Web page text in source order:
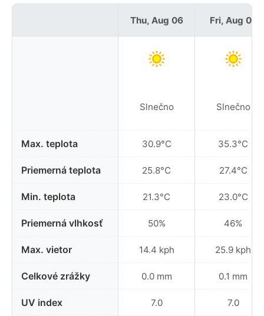
Max. teplota
Priemerná teplota
Min. teplota
Priemerná vlhkosť
Max. vietor
Celkové zrážky
UV index
Thu, Aug 06
Slnečno
30.9°C
25.8°C
21.3°C
50%
14.4 kph
0.0 mm
7.0
Fri, Aug 07
Slnečno
35.3°C
27.4°C
23.0°C
46%
25.9 kph
0.1 mm
7.0